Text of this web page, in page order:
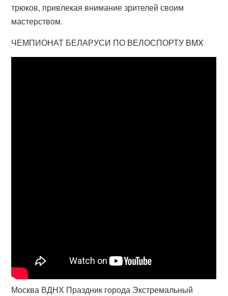
трюков, привлекая внимание зрителей своим
мастерством.
ЧЕМПИОНАТ БЕЛАРУСИ ПО ВЕЛОСПОРТУ BMX
Москва ВДНХ Праздник города Экстремальный